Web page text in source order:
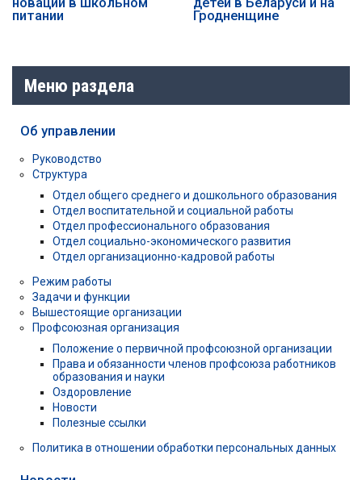
питании
Гродненщине
Меню раздела
Об управлении
Руководство
Структура
Отдел общего среднего и дошкольного образования
Отдел воспитательной и социальной работы
Отдел профессионального образования
Отдел социально-экономического развития
Отдел организационно-кадровой работы
Режим работы
Задачи и функции
Вышестоящие организации
Профсоюзная организация
Положение о первичной профсоюзной организации
Права и обязанности членов профсоюза работников
образования и науки
Оздоровление
Новости
Полезные ссылки
Политика в отношении обработки персональных данных